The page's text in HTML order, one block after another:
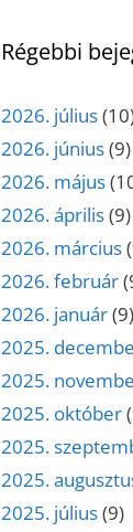
Régebbi
2026. július
2026. június(9)
2026. május
2026. április(9)
2026. március
2026. február
2026. január(9)
2025.
2025.
2025. október
2025.
2025.
2025. július(9)